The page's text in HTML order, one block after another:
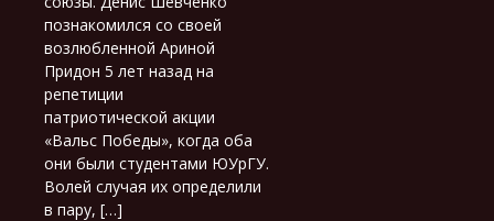
познакомился со своей
возлюбленной Ариной
Придон 5 лет назад на
репетиции
патриотической акции
«Вальс Победы», когда оба
они были студентами ЮУрГУ.
Волей случая их определили
в пару, […]